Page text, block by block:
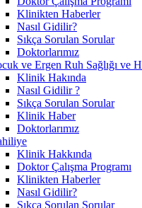
Klinikten Haberler
Nasıl Gidilir?
Sıkça Sorulan Sorular
Doktorlarımız
ve Ergen Ruh Sağlığı ve
Klinik Hakında
Nasıl Gidilir ?
Sıkça Sorulan Sorular
Klinik Haber
Doktorlarımız
Klinik Hakkında
Doktor Çalışma Programı
Klinikten Haberler
Nasıl Gidilir?
Sıkça Sorulan Sorular